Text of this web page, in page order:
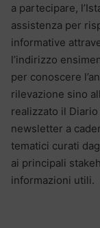
a partecipare,
assistenza per
informative
l’indirizzo
per conoscere
rilevazione sino
realizzato il
newsletter a
tematici curati
ai principali
informazioni utili.